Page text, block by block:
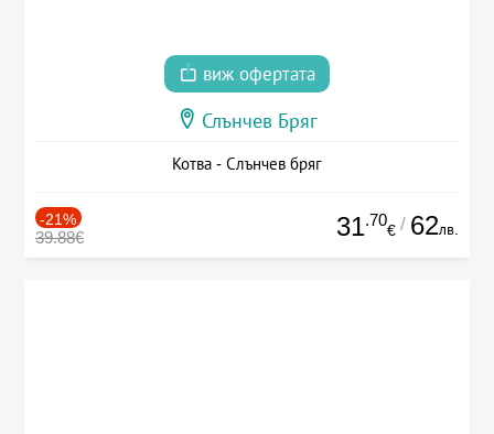
виж офертата
Слънчев Бряг
Котва - Слънчев бряг
-21%
39.88€ 31.70
€ / 62лв.